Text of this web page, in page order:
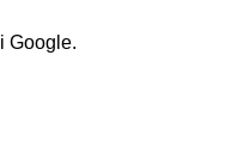
Google.